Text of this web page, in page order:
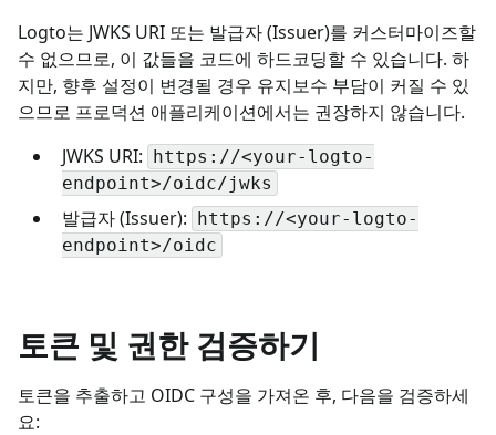
Logto는 JWKS URI 또는 발급자 (Issuer)를 커스터마이즈할
수 없으므로, 이 값들을 코드에 하드코딩할 수 있습니다. 하
지만, 향후 설정이 변경될 경우 유지보수 부담이 커질 수 있
으므로 프로덕션 애플리케이션에서는 권장하지 않습니다.
JWKS URI:
https://<your-logto-
endpoint>/oidc/jwks
발급자 (Issuer):
https://<your-logto-
endpoint>/oidc
토큰 및 권한 검증하기
토큰을 추출하고 OIDC 구성을 가져온 후, 다음을 검증하세
요: